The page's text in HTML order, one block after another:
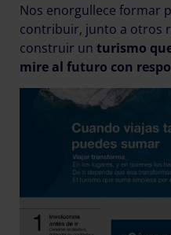
Nos enorgullece formar
contribuir, junto a otros
construir un turismo
mire al futuro con